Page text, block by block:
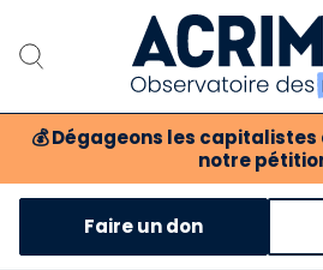
💰 Dégageons les capitalistes
notre
Notre
Notre critique
Faire un don